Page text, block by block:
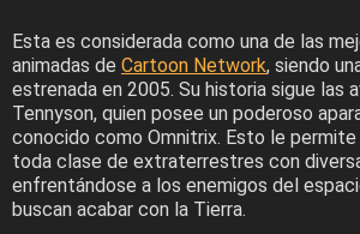
Esta es considerada como una de las
animadas de Cartoon Network, siendo
estrenada en 2005. Su historia sigue las
Tennyson, quien posee un poderoso
conocido como Omnitrix. Esto le
toda clase de extraterrestres con
enfrentándose a los enemigos del
buscan acabar con la Tierra.